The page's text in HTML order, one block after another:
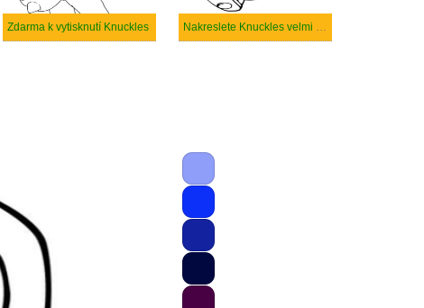
Zdarma k vytisknutí Knuckles Nakreslete Knuckles velmi roztomilý